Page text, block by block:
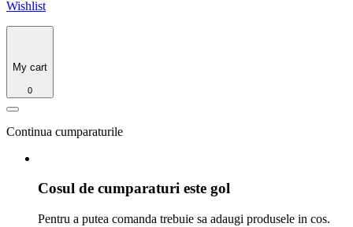
Wishlist
My cart
0
Continua cumparaturile
Cosul de cumparaturi este gol
Pentru a putea comanda trebuie sa adaugi produsele in cos.